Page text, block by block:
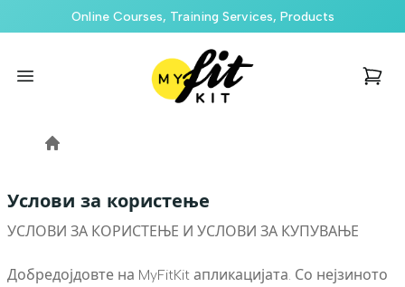
Online Courses, Training Services, Products
Open menu
MyFitkit Online Store
items
Услови за користење
УСЛОВИ ЗА КОРИСТЕЊЕ И УСЛОВИ ЗА КУПУВАЊЕ
Добредојдовте на MyFitKit апликацијата. Со нејзиното